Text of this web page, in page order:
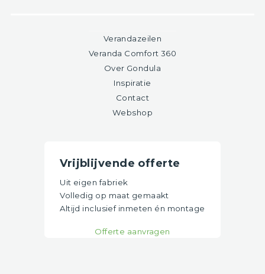
Verandazeilen
Veranda Comfort 360
Over Gondula
Inspiratie
Contact
Webshop
Vrijblijvende offerte
Uit eigen fabriek
Volledig op maat gemaakt
Altijd inclusief inmeten én montage
Offerte aanvragen